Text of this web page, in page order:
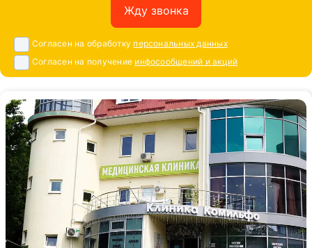
Жду звонка
Согласен на обработку персональных данных
Согласен на получение инфосообщений и акций